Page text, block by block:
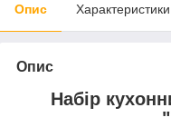
Опис Характеристики
Опис
Набір